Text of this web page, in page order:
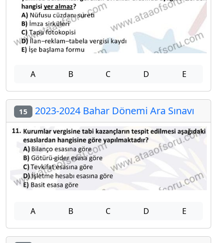
A B C D E
15 2023-2024 Bahar Dönemi Ara Sınavı
A B C D E